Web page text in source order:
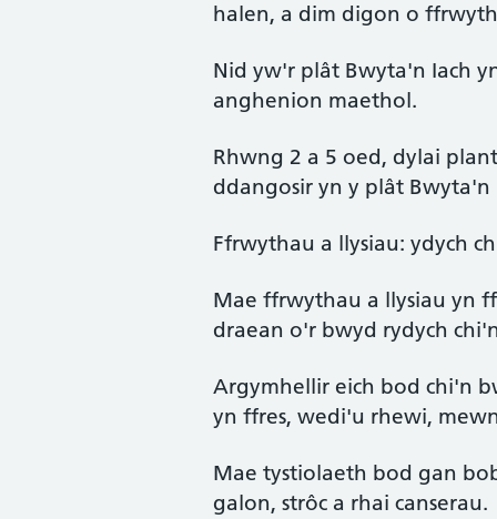
halen, a dim digon o
Nid yw'r plât Bwyta'n Iach
anghenion maethol.
Rhwng 2 a 5 oed, dylai
ddangosir yn y plât Bwyta'n
Ffrwythau a llysiau: ydych
Mae ffrwythau a llysiau yn
draean o'r bwyd rydych
Argymhellir eich bod chi'n
yn ffres, wedi'u rhewi,
Mae tystiolaeth bod gan
galon, strôc a rhai canserau.